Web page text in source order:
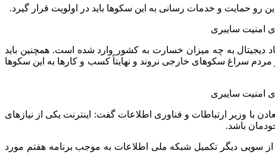
رو حمایت و خدمات رسانی به این سکوها باید در اولویت قرار گیرد.
به چه میزان خسارت به کشور وارد شده است. همچنین باید
سراغ سکوهای خارجی نروند و نهایتاً کسب و کارها به این سکوها
وزیر ارتباطات و فناوری اطلاعات گفت: اینترنت یکی از نیازهای
باشد.
سویی دیگر تکمیل شبکه ملی اطلاعات به موجب برنامه هفتم مورد